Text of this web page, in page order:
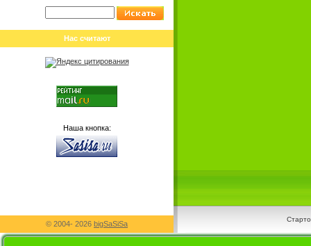
Нас считают
Наша кнопка:
© 2004- 2026 bigSaSiSa